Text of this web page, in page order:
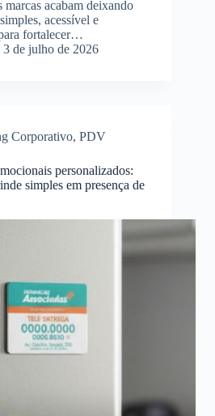
acabam deixando
acessível e
fortalecer…
3 de julho de 2026
Corporativo, PDV
personalizados:
simples em presença de